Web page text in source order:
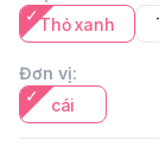
Thỏ xanh
Đơn vị:
cái